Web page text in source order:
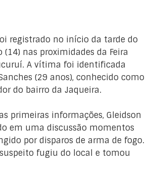
registrado no início da tarde do
nas proximidades da Feira
A vítima foi identificada
(29 anos), conhecido como
do bairro da Jaqueira.
primeiras informações, Gleidson
em uma discussão momentos
por disparos de arma de fogo.
fugiu do local e tomou